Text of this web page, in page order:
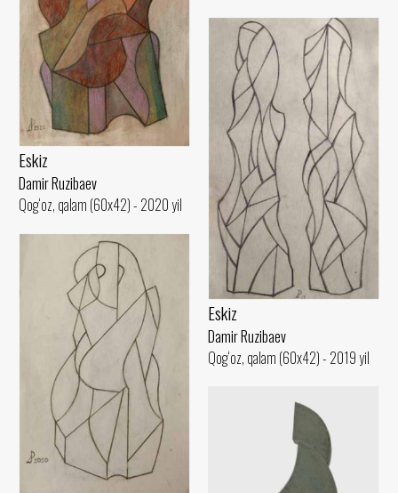
Eskiz
Damir Ruzibaev
Qog‘oz, qalam (60x42) - 2020 yil
Eskiz
Damir Ruzibaev
Qog‘oz, qalam (60x42) - 2019 yil